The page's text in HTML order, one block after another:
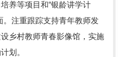
养等项目和“银龄讲学计
。注重跟踪支持青年教师发
乡村教师青春影像馆，实施
划。